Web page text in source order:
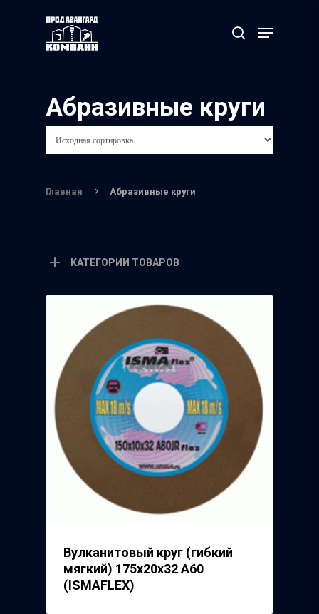
выйти
Абразивные круги
Главная Абразивные круги
КАТЕГОРИИ ТОВАРОВ
Вулканитовый круг (гибкий
мягкий) 175х20х32 А60
(ISMAFLEX)